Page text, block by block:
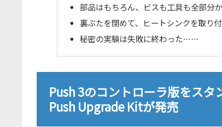
部品はもちろん、ビスも工具も全部分
裏ぶたを閉めて、ヒートシンクを取り
秘密の実験は失敗に終わった……
Push 3のコントローラ版をス
Push Upgrade Kitが発売